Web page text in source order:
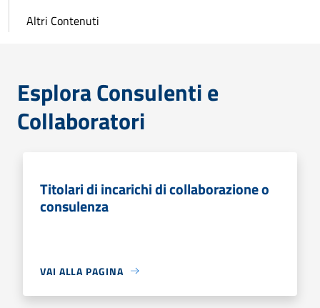
Altri Contenuti
Esplora Consulenti e
Collaboratori
Titolari di incarichi di collaborazione o
consulenza
VAI ALLA PAGINA